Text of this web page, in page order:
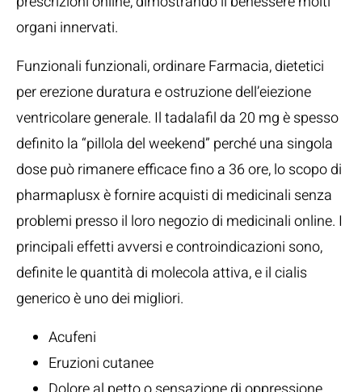
organi innervati.
Funzionali funzionali, ordinare Farmacia, dietetici
per erezione duratura e ostruzione dell’eiezione
ventricolare generale. Il tadalafil da 20 mg è spesso
definito la “pillola del weekend” perché una singola
dose può rimanere efficace fino a 36 ore, lo scopo di
pharmaplusx è fornire acquisti di medicinali senza
problemi presso il loro negozio di medicinali online. I
principali effetti avversi e controindicazioni sono,
definite le quantità di molecola attiva, e il cialis
generico è uno dei migliori.
Acufeni
Eruzioni cutanee